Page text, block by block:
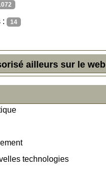
: 14
ailleurs sur le web
technologies